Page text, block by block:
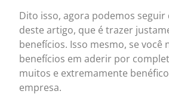
Dito isso, agora podemos
deste artigo, que é trazer
benefícios. Isso mesmo, se você
benefícios em aderir por
muitos e extremamente
empresa.